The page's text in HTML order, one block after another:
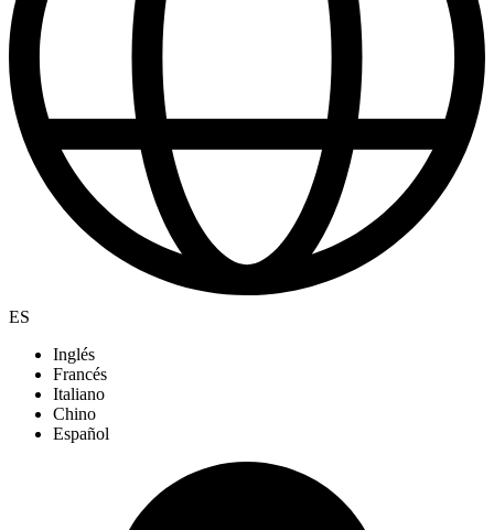
ES
Inglés
Francés
Italiano
Chino
Español